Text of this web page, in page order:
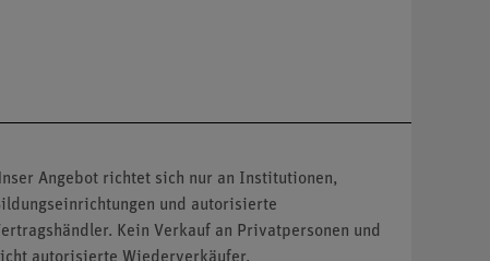
Angebot richtet sich nur an Institutionen,
und autorisierte
Kein Verkauf an Privatpersonen und